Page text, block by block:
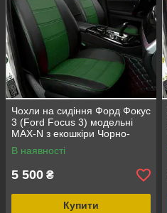
Чохли на сидіння Форд Фокус
3 (Ford Focus 3) модельні
MAX-N з екошкіри Чорно-
зелений
В наявності
5 500 ₴
Купити